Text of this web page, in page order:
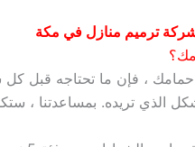
ترميم منازل في مكة
حمامك ، فإن ما تحتاجه قبل كل
الذي تريده. بمساعدتنا